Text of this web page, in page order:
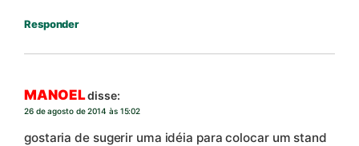
Responder
MANOELdisse:
26 de agosto de 2014 às 15:02
gostaria de sugerir uma idéia para colocar um stand